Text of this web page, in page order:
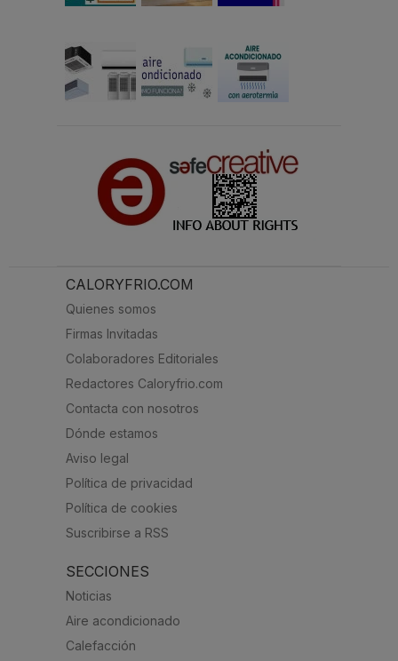
CALORYFRIO.COM
Quienes somos
Firmas Invitadas
Colaboradores Editoriales
Redactores Caloryfrio.com
Contacta con nosotros
Dónde estamos
Aviso legal
Política de privacidad
Política de cookies
Suscribirse a RSS
SECCIONES
Noticias
Aire acondicionado
Calefacción